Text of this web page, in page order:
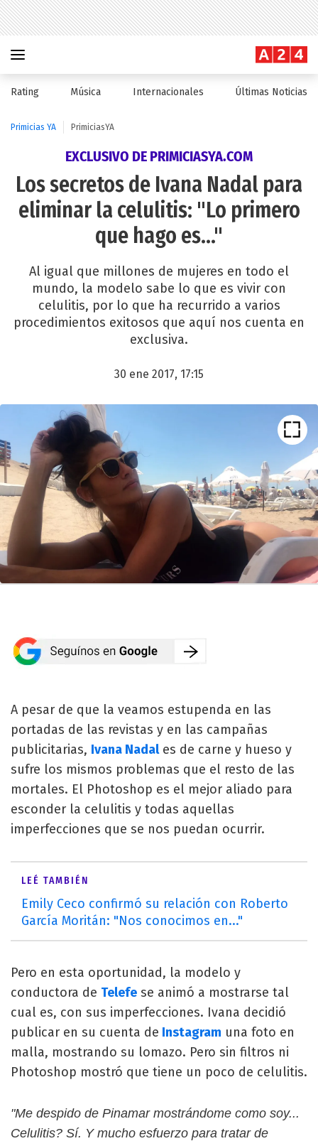
Rating Música Internacionales Últimas Noticias
Primicias YA PrimiciasYA
EXCLUSIVO DE PRIMICIASYA.COM
Los secretos de Ivana Nadal para
eliminar la celulitis: "Lo primero
que hago es..."
Al igual que millones de mujeres en todo el
mundo, la modelo sabe lo que es vivir con
celulitis, por lo que ha recurrido a varios
procedimientos exitosos que aquí nos cuenta en
exclusiva.
30 ene 2017, 17:15
A pesar de que la veamos estupenda en las
portadas de las revistas y en las campañas
publicitarias, Ivana Nadales de carne y hueso y
sufre los mismos problemas que el resto de las
mortales. El Photoshop es el mejor aliado para
esconder la celulitis y todas aquellas
imperfecciones que se nos puedan ocurrir.
LEÉ TAMBIÉN
Emily Ceco confirmó su relación con Roberto
García Moritán: "Nos conocimos en..."
Pero en esta oportunidad, la modelo y
conductora de Telefe se animó a mostrarse tal
cual es, con sus imperfecciones. Ivana decidió
publicar en su cuenta de Instagram una foto en
malla, mostrando su lomazo. Pero sin filtros ni
Photoshop mostró que tiene un poco de celulitis.
"Me despido de Pinamar mostrándome como soy...
Celulitis? Sí. Y mucho esfuerzo para tratar de